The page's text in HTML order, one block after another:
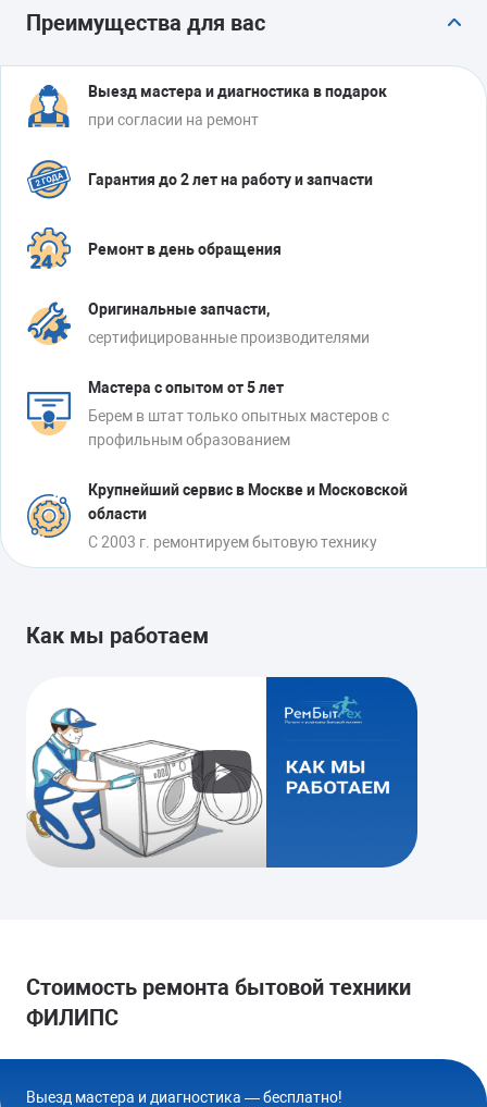
Преимущества для вас
Выезд мастера и диагностика в подарок
при согласии на ремонт
Гарантия до 2 лет на работу и запчасти
Ремонт в день обращения
Оригинальные запчасти,
сертифицированные производителями
Мастера с опытом от 5 лет
Берем в штат только опытных мастеров с
профильным образованием
Крупнейший сервис в Москве и Московской
области
С 2003 г. ремонтируем бытовую технику
Как мы работаем
Стоимость ремонта бытовой техники
ФИЛИПС
Выезд мастера и диагностика — бесплатно!